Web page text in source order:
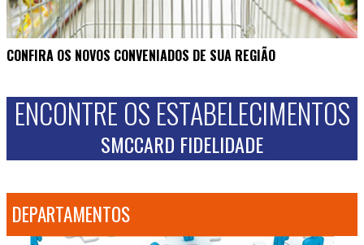
CONFIRA OS NOVOS CONVENIADOS DE SUA REGIÃO
ENCONTRE OS ESTABELECIMENTOS
SMCCARD FIDELIDADE
DEPARTAMENTOS